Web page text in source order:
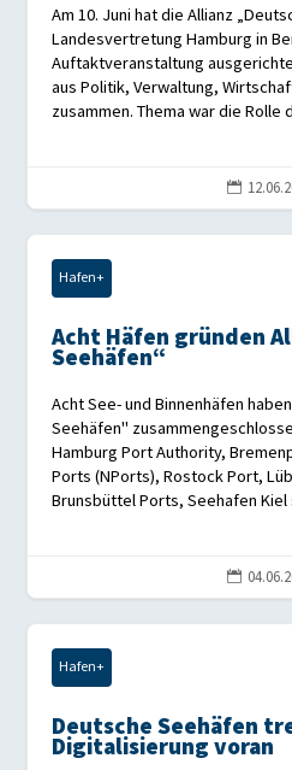
Am 10. Juni hat die Allianz
Landesvertretung Hamburg in
Auftaktveranstaltung
aus Politik, Verwaltung,
zusammen. Thema war die Rolle

Hafen+
Acht Häfen gründen
Seehäfen“
Acht See- und Binnenhäfen
Seehäfen"
Hamburg Port Authority,
Ports (NPorts), Rostock Port,
Brunsbüttel Ports, Seehafen Kiel

Hafen+
Deutsche Seehäfen
Digitalisierung voran